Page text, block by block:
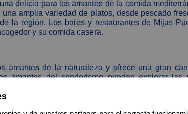
delicia para los amantes de la comida
amplia variedad de platos, desde pescado
la región. Los bares y restaurantes de Mijas
y su comida casera.
amantes de la naturaleza y ofrece una gran
amantes del senderismo pueden explorar las
vistas panorámicas de la costa y el
de Mijas es un refugio de biodiversidad y un lugar
locales. Además, los campos de golf de la zona